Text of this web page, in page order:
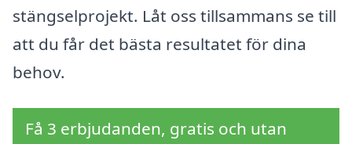
stängselprojekt. Låt oss tillsammans se till
att du får det bästa resultatet för dina
behov.
Få 3 erbjudanden, gratis och utan